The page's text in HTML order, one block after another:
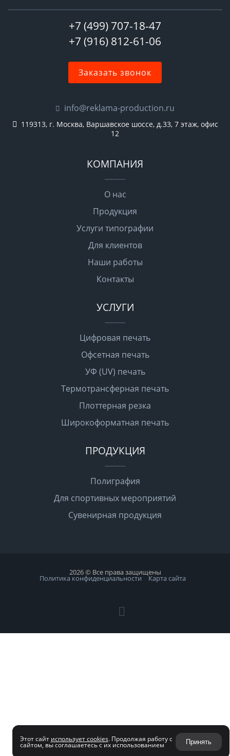
+7 (499) 707-18-47
+7 (916) 812-61-06
Заказать звонок
info@reklama-production.ru
119313, г. Москва, Варшавское шоссе, д.33, 7 этаж, офис
12
КОМПАНИЯ
О нас
Продукция
Услуги типографии
Для клиентов
Наши работы
Контакты
УСЛУГИ
Цифровая печать
Офсетная печать
УФ (UV) печать
Термотрансферная печать
Плоттерная резка
Широкоформатная печать
ПРОДУКЦИЯ
Полиграфия
Для спортивных мероприятий
Сувенирная продукция
2026 © Все права защищены
Политика конфиденциальности Карта сайта
Этот сайт использует cookies. Продолжая работу с
сайтом, вы соглашаетесь с их использованием Принять